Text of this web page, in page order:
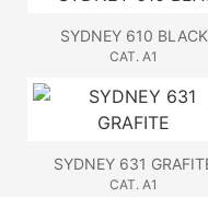
SYDNEY 610 BLACK
CAT. A1
SYDNEY 631
CAT. A1